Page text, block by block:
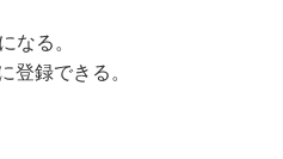
なる。
登録できる。